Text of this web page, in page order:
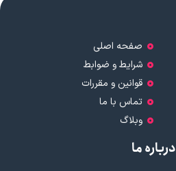
صفحه اصلی
شرایط و ضوابط
قوانین و مقررات
تماس با ما
وبلاگ
درباره ما